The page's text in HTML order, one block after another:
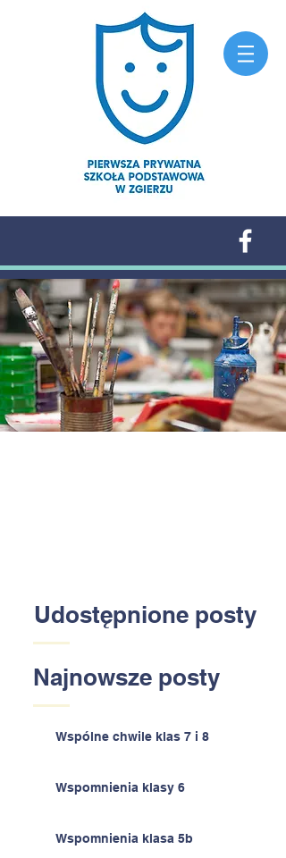
Udostępnione posty
Najnowsze posty
Wspólne chwile klas 7 i 8
Wspomnienia klasy 6
Wspomnienia klasa 5b